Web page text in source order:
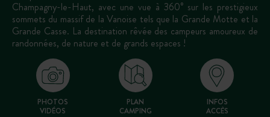
Champagny-le-Haut, avec une vue à 360° sur les prestigieux
sommets du massif de la Vanoise tels que la Grande Motte et la
Grande Casse. La destination rêvée des campeurs amoureux de
randonnées, de nature et de grands espaces !
PHOTOS
VIDÉOS
PLAN
CAMPING
INFOS
ACCÈS